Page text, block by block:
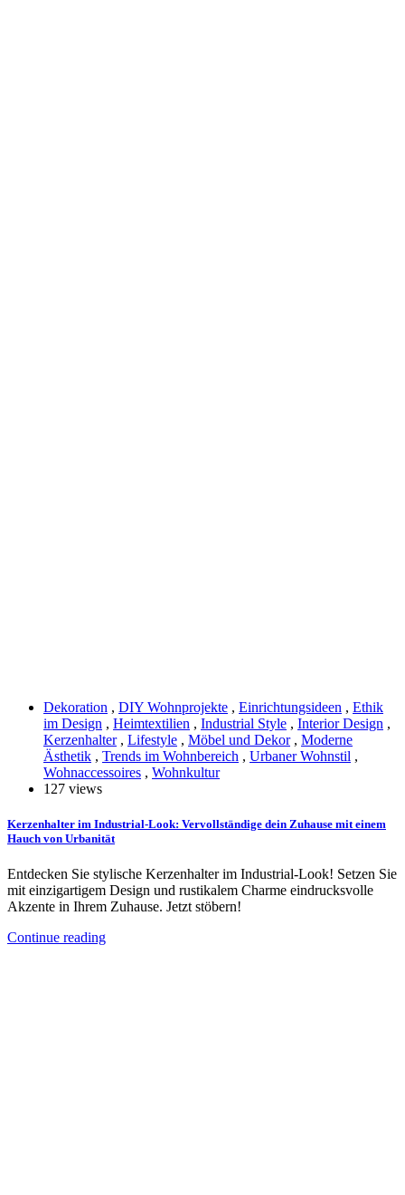
Dekoration , DIY Wohnprojekte , Einrichtungsideen , Ethik
im Design , Heimtextilien , Industrial Style , Interior Design ,
Kerzenhalter, Lifestyle , Möbel und Dekor, Moderne
Ästhetik , Trends im Wohnbereich , Urbaner Wohnstil ,
Wohnaccessoires , Wohnkultur
127 views
Kerzenhalter im Industrial-Look: Vervollständige dein Zuhause mit einem
Hauch von Urbanität
Entdecken Sie stylische Kerzenhalter im Industrial-Look! Setzen Sie
mit einzigartigem Design und rustikalem Charme eindrucksvolle
Akzente in Ihrem Zuhause. Jetzt stöbern!
Continue reading